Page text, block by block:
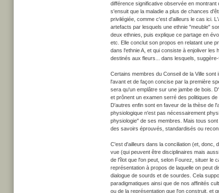
différence significative observée en
s'ensuit que la maladie a plus de chances
privilégiée, comme c'est d'ailleurs le cas ici.
artefacts par lesquels une ethnie "meuble"
deux ethnies, puis explique ce partage en
etc. Elle conclut son propos en relatant une
dans l'ethnie A, et qui consiste à enjoliver
destinés aux fleurs... dans lesquels,
Certains membres du Conseil de la Ville
l'avant et de façon concise par la première
sera qu'un emplâtre sur une jambe de bois.
et prônent un examen serré des politiques
D'autres enfin sont en faveur de la thèse de
physiologique n'est pas nécessairement
physiologie" de ses membres. Mais tous
des savoirs éprouvés, standardisés ou
C'est d'ailleurs dans la conciliation (et, donc,
vue (qui peuvent être disciplinaires mais
de l'îlot que l'on peut, selon Fourez, situer le
représentation à propos de laquelle on peut
dialogue de sourds et de sourdes. Cela
paradigmatiques ainsi que de nos affinités
ou de la représentation que l'on construit, et